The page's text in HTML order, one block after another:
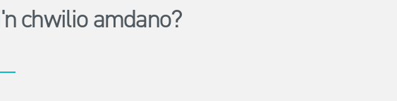
chwilio amdano?